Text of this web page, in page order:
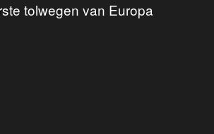
tolwegen van Europa